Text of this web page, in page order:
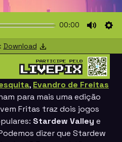
00:00
Mute
Download
, Evandro de Freitas
para mais uma edição
Fritas traz dois jogos
Stardew Valley e
dizer que Stardew